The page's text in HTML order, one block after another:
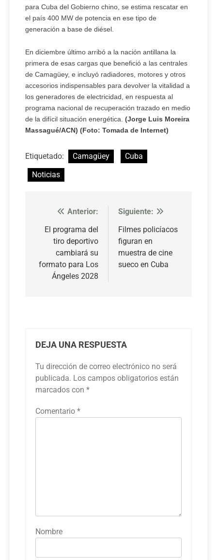
para Cuba del Gobierno chino, se estima rescatar en
el país 400 MW de potencia en ese tipo de
generación a base de diésel.
En diciembre último arribó a la nación antillana la
primera de esas cargas que benefició a las centrales
de Camagüey, e incluyó radiadores, motores y otros
accesorios indispensables para devolver la vitalidad a
los generadores de electricidad, en respuesta al
programa nacional de recuperación trazado en medio
de la difícil situación energética. (Jorge Luis Moreira
Massagué/ACN) (Foto: Tomada de Internet)
Etiquetado: Camagüey
Cuba
Noticias
Navegación
de
entradas
Anterior:
El programa del
tiro deportivo
cambiará su
formato para Los
Ángeles 2028
Siguiente:
Filmes policíacos
figuran en
muestra de cine
sueco en Cuba
DEJA UNA RESPUESTA
Tu dirección de correo electrónico no será
publicada. Los campos obligatorios están
marcados con *
Comentario *
Nombre